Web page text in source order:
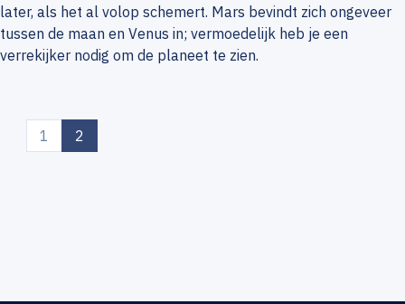
later, als het al volop schemert. Mars bevindt zich ongeveer
tussen de maan en Venus in; vermoedelijk heb je een
verrekijker nodig om de planeet te zien.
1 2